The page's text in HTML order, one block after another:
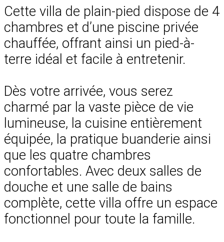
Cette villa de plain-pied dispose de 4
chambres et d’une piscine privée
chauffée, offrant ainsi un pied-à-
terre idéal et facile à entretenir.
Dès votre arrivée, vous serez
charmé par la vaste pièce de vie
lumineuse, la cuisine entièrement
équipée, la pratique buanderie ainsi
que les quatre chambres
confortables. Avec deux salles de
douche et une salle de bains
complète, cette villa offre un espace
fonctionnel pour toute la famille.